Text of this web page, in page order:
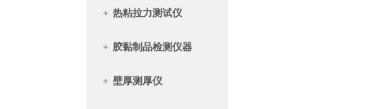
+ 热粘拉力测试仪
+ 胶黏制品检测仪器
+ 壁厚测厚仪